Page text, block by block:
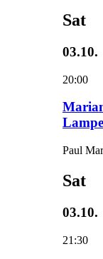
Sat
03.10.
20:00
Paul
Sat
03.10.
21:30